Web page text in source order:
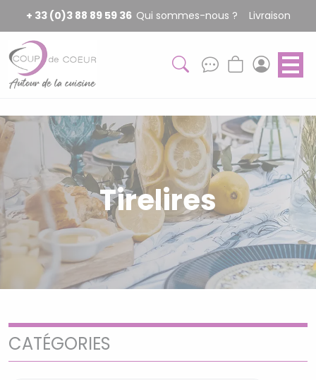
+ 33 (0)3 88 89 59 36 Qui sommes-nous ? Livraison
Tirelires
CATÉGORIES
Panneau de gestion des cookies